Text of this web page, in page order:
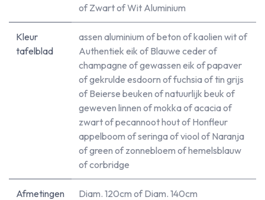
ofZwartofWit Aluminium
Kleur
tafelblad
assen aluminium ofbeton ofkaolien witof
Authentiek eik ofBlauwe cederof
champagne ofgewassen eik ofpapaver
ofgekrulde esdoorn offuchsiaoftin grijs
ofBeierse beuken ofnatuurlijk beuk of
geweven linnen ofmokkaofacaciaof
zwartofpecannoot houtofHonfleur
appelboom ofseringaofviool ofNaranja
ofgreen ofzonnebloem ofhemelsblauw
ofcorbridge
Afmetingen Diam. 120cm ofDiam. 140cm